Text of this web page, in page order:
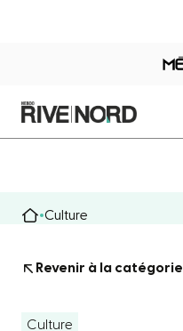
Culture
Revenir à la catégorie
Culture